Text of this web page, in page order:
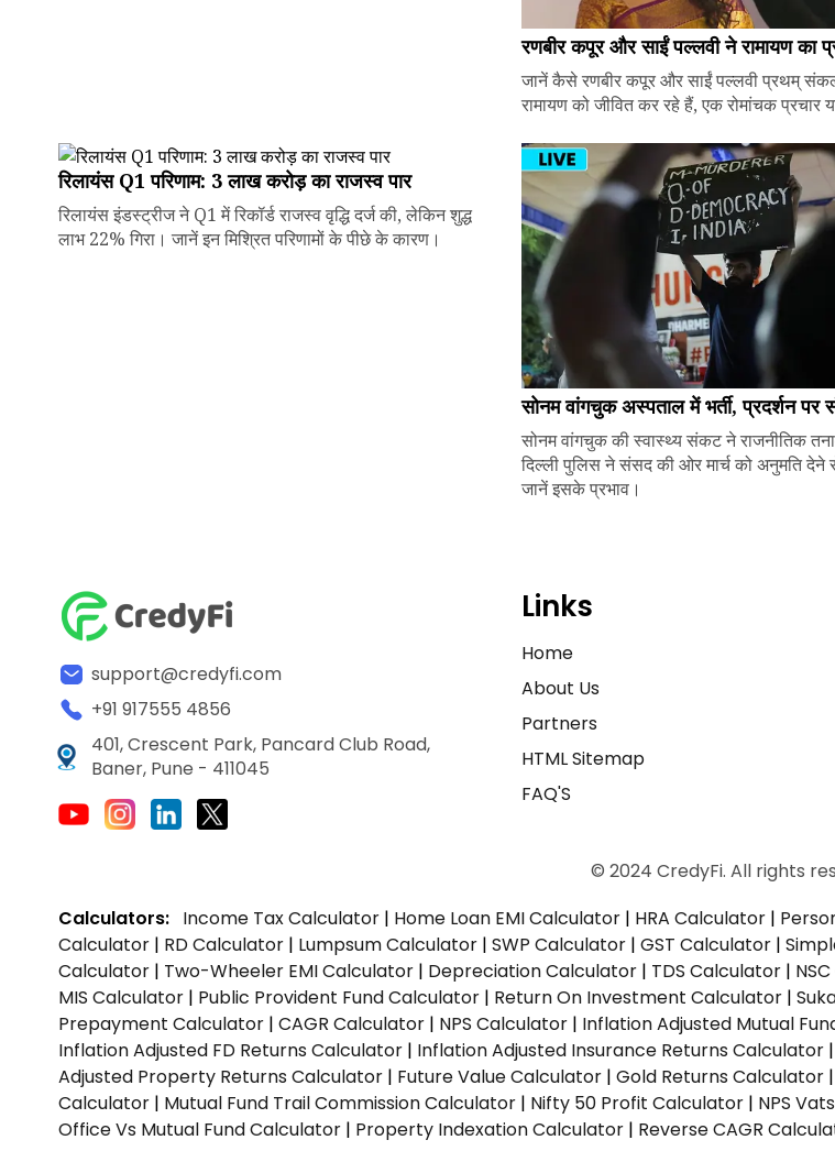
रणबीर कपूर और साईं पल्लवी ने रामायण का
जानें कैसे रणबीर कपूर और साईं पल्लवी प्रथम्
रामायण को जीवित कर रहे हैं, एक रोमांचक प्रचार
रिलायंस Q1 परिणाम: ₹3 लाख करोड़ का राजस्व पार
रिलायंस इंडस्ट्रीज ने Q1 में रिकॉर्ड राजस्व वृद्धि दर्ज की, लेकिन शुद्ध
लाभ 22% गिरा। जानें इन मिश्रित परिणामों के पीछे के कारण।
सोनम वांगचुक अस्पताल में भर्ती, प्रदर्शन पर
सोनम वांगचुक की स्वास्थ्य संकट ने राजनीतिक
दिल्ली पुलिस ने संसद की ओर मार्च को अनुमति देने
जानें इसके प्रभाव।
support@credyfi.com
+91 917555 4856
401, Crescent Park, Pancard Club Road,
Baner, Pune - 411045
Links
Home
About Us
Partners
HTML Sitemap
FAQ'S
© 2024 CredyFi. All rights
Calculators: Income Tax Calculator | Home Loan EMI Calculator | HRA Calculator |
Calculator | RD Calculator | Lumpsum Calculator | SWP Calculator | GST Calculator |
Calculator | Two-Wheeler EMI Calculator | Depreciation Calculator | TDS Calculator |
MIS Calculator | Public Provident Fund Calculator | Return On Investment Calculator |
Prepayment Calculator | CAGR Calculator | NPS Calculator | Inflation Adjusted Mutual
Inflation Adjusted FD Returns Calculator | Inflation Adjusted Insurance Returns Calculator |
Adjusted Property Returns Calculator | Future Value Calculator | Gold Returns Calculator |
Calculator | Mutual Fund Trail Commission Calculator | Nifty 50 Profit Calculator | NPS
Office Vs Mutual Fund Calculator | Property Indexation Calculator | Reverse CAGR